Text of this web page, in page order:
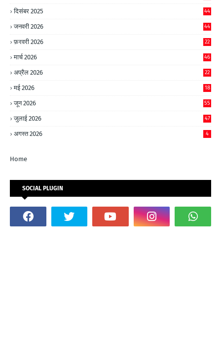
दिसंबर 2025 44
जनवरी 2026 44
फ़रवरी 2026 22
मार्च 2026 46
अप्रैल 2026 22
मई 2026 18
जून 2026 55
जुलाई 2026 47
अगस्त 2026 4
Home
SOCIAL PLUGIN